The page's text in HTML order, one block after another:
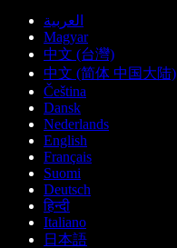
العربية
Magyar
中文 (台灣)
中文 (简体 中国大陆)
Čeština
Dansk
Nederlands
English
Français
Suomi
Deutsch
हिन्दी
Italiano
日本語